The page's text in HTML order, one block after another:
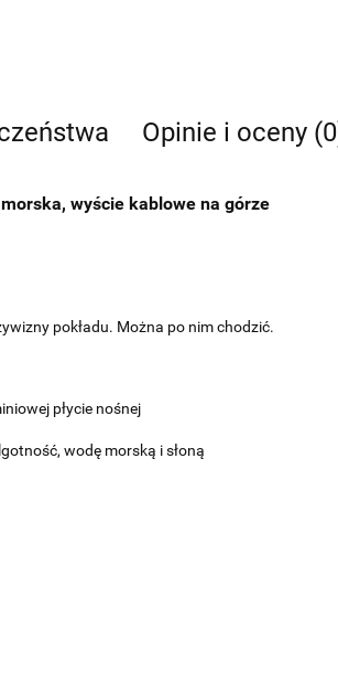
Opinie i oceny
wyście kablowe na górze
pokładu. Można po nim chodzić.
płycie nośnej
wodę morską i słoną